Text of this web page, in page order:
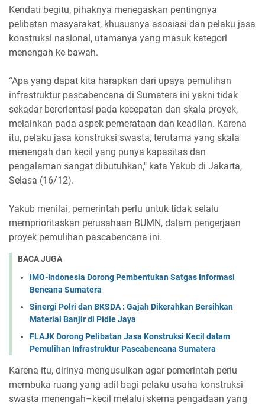
Kendati begitu, pihaknya menegaskan pentingnya
pelibatan masyarakat, khususnya asosiasi dan pelaku jasa
konstruksi nasional, utamanya yang masuk kategori
menengah ke bawah.
“Apa yang dapat kita harapkan dari upaya pemulihan
infrastruktur pascabencana di Sumatera ini yakni tidak
sekadar berorientasi pada kecepatan dan skala proyek,
melainkan pada aspek pemerataan dan keadilan. Karena
itu, pelaku jasa konstruksi swasta, terutama yang skala
menengah dan kecil yang punya kapasitas dan
pengalaman sangat dibutuhkan," kata Yakub di Jakarta,
Selasa (16/12).
Yakub menilai, pemerintah perlu untuk tidak selalu
memprioritaskan perusahaan BUMN, dalam pengerjaan
proyek pemulihan pascabencana ini.
BACA JUGA
IMO-Indonesia Dorong Pembentukan Satgas Informasi
Bencana Sumatera
Sinergi Polri dan BKSDA : Gajah Dikerahkan Bersihkan
Material Banjir di Pidie Jaya
FLAJK Dorong Pelibatan Jasa Konstruksi Kecil dalam
Pemulihan Infrastruktur Pascabencana Sumatera
Karena itu, dirinya mengusulkan agar pemerintah perlu
membuka ruang yang adil bagi pelaku usaha konstruksi
swasta menengah–kecil melalui skema pengadaan yang